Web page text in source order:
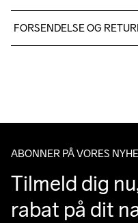
polyester
FORSENDELSE OG
ABONNER PÅ VORES
Tilmeld dig
rabat på dit